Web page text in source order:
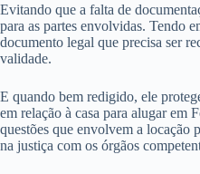
Evitando que a falta de
para as partes envolvidas. Tendo
documento legal que precisa ser
validade.
E quando bem redigido, ele
em relação à casa para alugar em
questões que envolvem a locação
na justiça com os órgãos